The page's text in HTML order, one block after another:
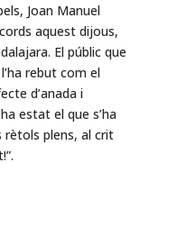
Joan Manuel
aquest dijous,
El públic que
rebut com el
d’anada i
estat el que s’ha
plens, al crit